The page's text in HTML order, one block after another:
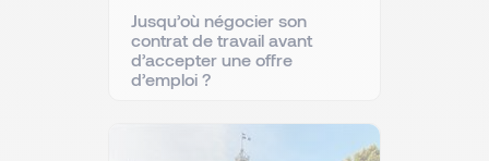
Jusqu’où négocier son
contrat de travail avant
d’accepter une offre
d’emploi ?